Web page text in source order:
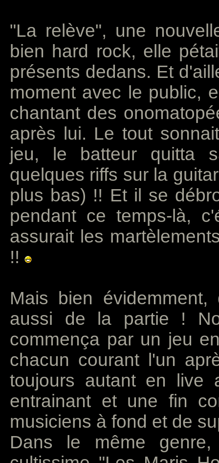
"La relève", une
bien hard rock, elle
présents dedans. Et
moment avec le public,
chantant des
après lui. Le tout
jeu, le batteur quitta
quelques riffs sur la
plus bas) !! Et il se
pendant ce temps-là,
assurait les
!!
Mais bien évidemment,
aussi de la partie !
commença par un jeu
chacun courant l'un
toujours autant en live
entrainant et une fin
musiciens à fond et de
Dans le même